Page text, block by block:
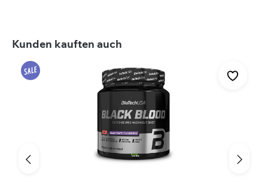
Produktgalerie überspringen
Kunden kauften auch